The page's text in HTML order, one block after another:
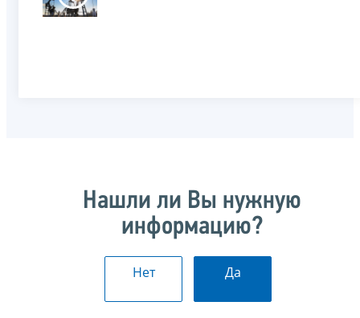
Нашли ли Вы нужную
информацию?
Нет Да